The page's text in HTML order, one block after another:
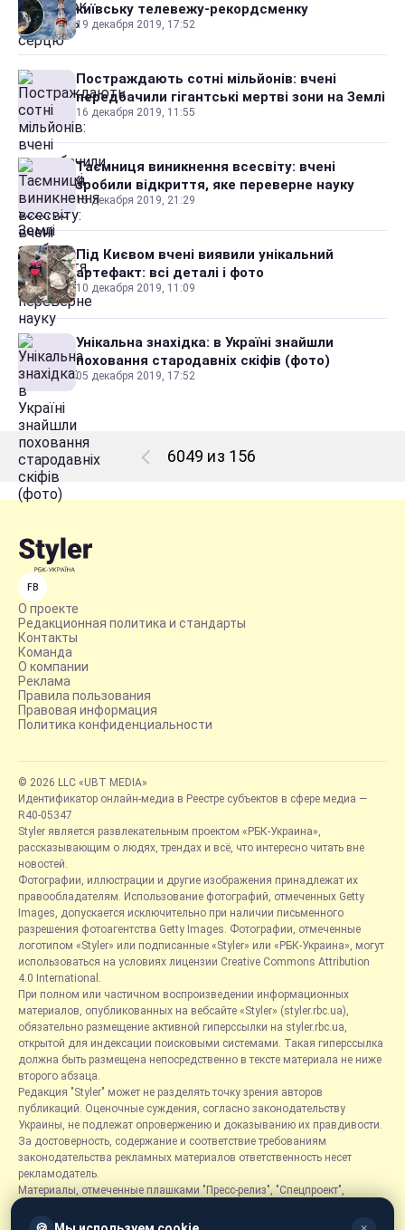
київську телевежу-рекордсменку
19 декабря 2019, 17:52
Постраждають сотні мільйонів: вчені
передбачили гігантські мертві зони на Землі
16 декабря 2019, 11:55
Таємниця виникнення всесвіту: вчені
зробили відкриття, яке переверне науку
15 декабря 2019, 21:29
Під Києвом вчені виявили унікальний
артефакт: всі деталі і фото
10 декабря 2019, 11:09
Унікальна знахідка: в Україні знайшли
поховання стародавніх скіфів (фото)
05 декабря 2019, 17:52
6049 из 156
FB
О проекте
Редакционная политика и стандарты
Контакты
Команда
О компании
Реклама
Правила пользования
Правовая информация
Политика конфиденциальности
© 2026 LLC «UBT MEDIA»
Идентификатор онлайн-медиа в Реестре субъектов в сфере медиа —
R40-05347
Styler является развлекательным проектом «РБК-Украина»,
рассказывающим о людях, трендах и всё, что интересно читать вне
новостей.
Фотографии, иллюстрации и другие изображения принадлежат их
правообладателям. Использование фотографий, отмеченных Getty
Images, допускается исключительно при наличии письменного
разрешения фотоагентства Getty Images. Фотографии, отмеченные
логотипом «Styler» или подписанные «Styler» или «РБК-Украина», могут
использоваться на условиях лицензии Creative Commons Attribution
4.0 International.
При полном или частичном воспроизведении информационных
материалов, опубликованных на вебсайте «Styler» (styler.rbc.ua),
обязательно размещение активной гиперссылки на styler.rbc.ua,
открытой для индексации поисковыми системами. Такая гиперссылка
должна быть размещена непосредственно в тексте материала не ниже
второго абзаца.
Редакция "Styler" может не разделять точку зрения авторов
публикаций. Оценочные суждения, согласно законодательству
Украины, не подлежат опровержению и доказыванию их правдивости.
За достоверность, содержание и соответствие требованиям
законодательства рекламных материалов ответственность несет
рекламодатель.
Материалы, отмеченные плашками "Пресс-релиз", "Спецпроект",
размещаются на правах рекламы.